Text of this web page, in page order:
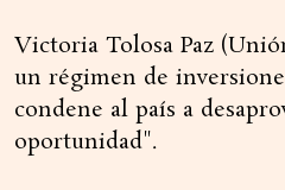
Victoria Tolosa Paz
un régimen de
condene al país a
oportunidad".